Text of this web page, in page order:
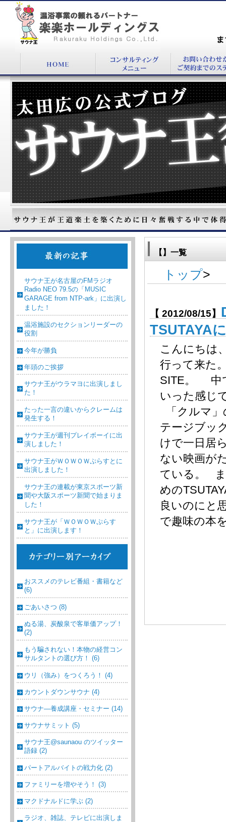
『』：温浴施設コンサルタント太田 広公式
BLOG
00
太田広の公式ブログ：サウナ王奮戦記！
サウナ王が名古屋のFMラジオ
Radio NEO 79.5の「MUSIC
GARAGE from NTP-ark」に出演し
ました！
温浴施設のセクションリーダーの
役割
今年が勝負
年頭のご挨拶
サウナ王がウラマヨに出演しまし
た！
たった一言の違いからクレームは
発生する！
サウナ王が週刊プレイボーイに出
演しました！
サウナ王がＷＯＷＯＷぷらすとに
出演しました！
サウナ王の連載が東京スポーツ新
聞や大阪スポーツ新聞で始まりま
した！
サウナ王が「ＷＯＷＯＷぷらす
と」に出演します！
おススメのテレビ番組・書籍など
(6)
ごあいさつ (8)
ぬる湯、炭酸泉で客単価アップ！
(2)
もう騙されない！本物の経営コン
サルタントの選び方！ (6)
ウリ（強み）をつくろう！ (4)
カウントダウンサウナ (4)
サウナ―養成講座・セミナー (14)
サウナサミット (5)
サウナ王@saunaou のツイッター
語録 (2)
パートアルバイトの戦力化 (2)
ファミリーを増やそう！ (3)
マクドナルドに学ぶ (2)
ラジオ、雑誌、テレビに出演しま
【】一覧
トップ>
【 2012/08/15】
TSUTAYA
こんにちは
行って来た
SITE。 中
いった感じ
「クルマ
テージブッ
けで一日居
ない映画が
ている。 ま
めの
良いのにと
で趣味の本